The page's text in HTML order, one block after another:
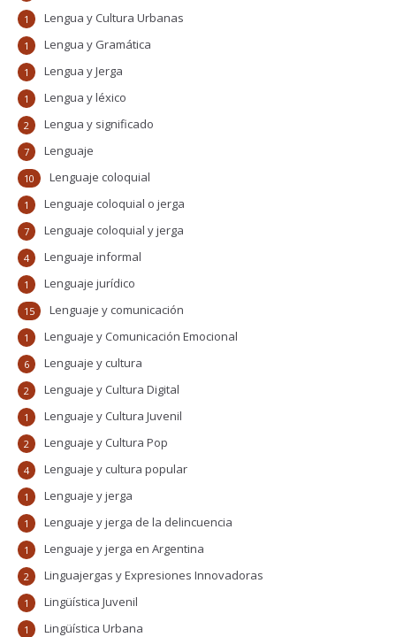
Lengua y Cultura Urbanas
1
Lengua y Gramática
1
Lengua y Jerga
1
Lengua y léxico
1
Lengua y significado
2
Lenguaje
7
Lenguaje coloquial
10
Lenguaje coloquial o jerga
1
Lenguaje coloquial y jerga
7
Lenguaje informal
4
Lenguaje jurídico
1
Lenguaje y comunicación
15
Lenguaje y Comunicación Emocional
1
Lenguaje y cultura
6
Lenguaje y Cultura Digital
2
Lenguaje y Cultura Juvenil
1
Lenguaje y Cultura Pop
2
Lenguaje y cultura popular
4
Lenguaje y jerga
1
Lenguaje y jerga de la delincuencia
1
Lenguaje y jerga en Argentina
1
Linguajergas y Expresiones Innovadoras
2
Lingüística Juvenil
1
Lingüística Urbana
1